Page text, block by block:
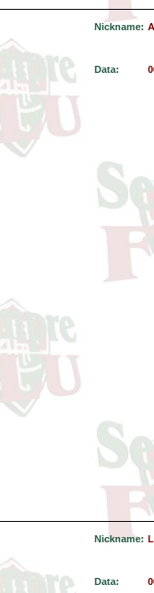
Nickname:
Data:
Nickname:
Data: